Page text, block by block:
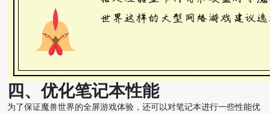
四、优化笔记本性能
为了保证魔兽世界的全屏游戏体验，还可以对笔记本进行一些性能优